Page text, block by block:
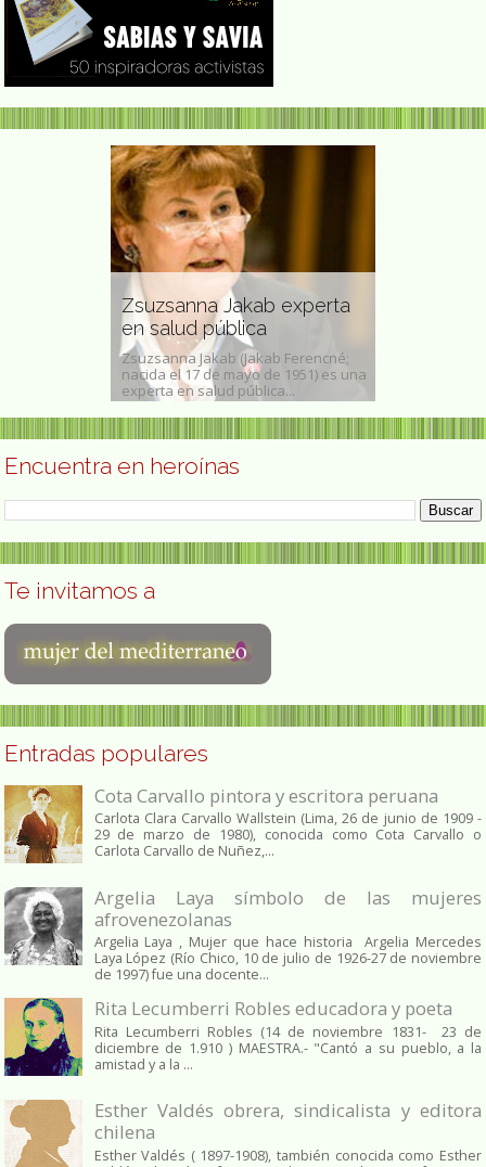
Zsuzsanna Jakab experta
en salud pública
Zsuzsanna Jakab (Jakab Ferencné;
nacida el 17 de mayo de 1951) es una
experta en salud pública...
Encuentra en heroínas
Te invitamos a
Entradas populares
Cota Carvallo pintora y escritora peruana
Carlota Clara Carvallo Wallstein (Lima, 26 de junio de 1909 -
29 de marzo de 1980), conocida como Cota Carvallo o
Carlota Carvallo de Nuñez,...
Argelia Laya símbolo de las mujeres
afrovenezolanas
Argelia Laya , Mujer que hace historia Argelia Mercedes
Laya López (Río Chico, 10 de julio de 1926-27 de noviembre
de 1997) fue una docente...
Rita Lecumberri Robles educadora y poeta
Rita Lecumberri Robles (14 de noviembre 1831- 23 de
diciembre de 1.910 ) MAESTRA.- "Cantó a su pueblo, a la
amistad y a la ...
Esther Valdés obrera, sindicalista y editora
chilena
Esther Valdés ( 1897-1908), también conocida como Esther